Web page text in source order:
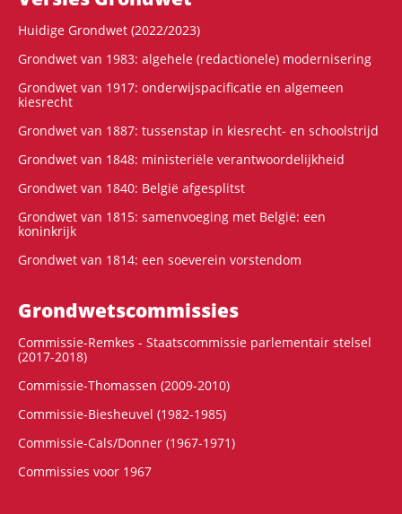
Huidige Grondwet (2022/2023)
Grondwet van 1983: algehele (redactionele) modernisering
Grondwet van 1917: onderwijspacificatie en algemeen
kiesrecht
Grondwet van 1887: tussenstap in kiesrecht- en schoolstrijd
Grondwet van 1848: ministeriële verantwoordelijkheid
Grondwet van 1840: België afgesplitst
Grondwet van 1815: samenvoeging met België: een
koninkrijk
Grondwet van 1814: een soeverein vorstendom
Grondwets­commissies
Commissie-Remkes - Staatscommissie parlementair stelsel
(2017-2018)
Commissie-Thomassen (2009-2010)
Commissie-Biesheuvel (1982-1985)
Commissie-Cals/Donner (1967-1971)
Commissies voor 1967